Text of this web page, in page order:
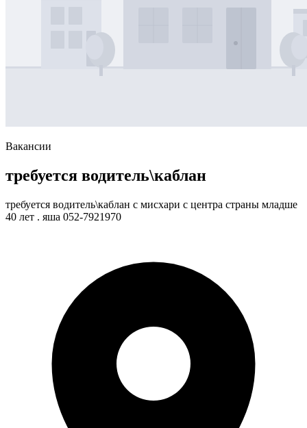
Вакансии
требуется водитель\каблан
требуется водитель\каблан с мисхари с центра страны младше
40 лет . яша 052-7921970